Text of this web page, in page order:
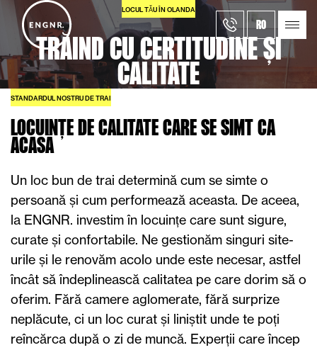
RO
LOCUL TĂU ÎN OLANDA
TRĂIND CU CERTITUDINE ȘI
CALITATE
STANDARDUL NOSTRU DE TRAI
LOCUINȚE DE CALITATE CARE SE SIMT CA
ACASĂ
Un loc bun de trai determină cum se simte o
persoană și cum performează aceasta. De aceea,
la ENGNR. investim în locuințe care sunt sigure,
curate și confortabile. Ne gestionăm singuri site-
urile și le renovăm acolo unde este necesar, astfel
încât să îndeplinească calitatea pe care dorim să o
oferim. Fără camere aglomerate, fără surprize
neplăcute, ci un loc curat și liniștit unde te poți
reîncărca după o zi de muncă. Experții care încep